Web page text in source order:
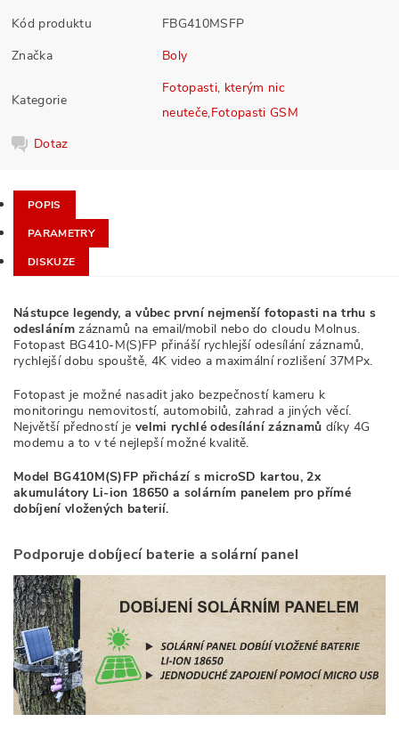
Kód produktu
FBG410MSFP
Značka
Boly
Kategorie
Fotopasti, kterým nic
neuteče,Fotopasti GSM
Dotaz
POPIS
PARAMETRY
DISKUZE
Nástupce legendy, a vůbec první nejmenší fotopasti na trhu s
odesláním záznamů na email/mobil nebo do cloudu Molnus.
Fotopast BG410-M(S)FP přináší rychlejší odesílání záznamů,
rychlejší dobu spouště, 4K video a maximální rozlišení 37MPx.
Fotopast je možné nasadit jako bezpečností kameru k
monitoringu nemovitostí, automobilů, zahrad a jiných věcí.
Největší předností je velmi rychlé odesílání záznamů díky 4G
modemu a to v té nejlepší možné kvalitě.
Model BG410M(S)FP přichází s microSD kartou, 2x
akumulátory Li-ion 18650 a solárním panelem pro přímé
dobíjení vložených baterií.
Podporuje dobíjecí baterie a solární panel